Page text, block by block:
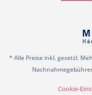
* Alle Preise inkl. gesetzl.
Cookie-